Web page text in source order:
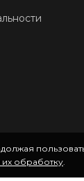
их обработку.